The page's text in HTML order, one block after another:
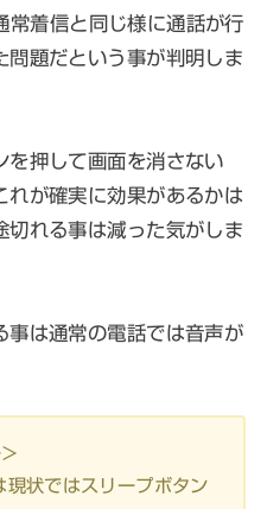
着信と同じ様に通話が行
問題だという事が判明しま
を押して画面を消さない
れが確実に効果があるかは
切れる事は減った気がしま
事は通常の電話では音声が
現状ではスリープボタン